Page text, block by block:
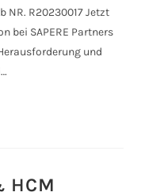
NR. R20230017 Jetzt
bei SAPERE Partners
und
HCM